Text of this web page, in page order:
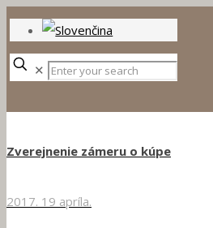
✕
Zverejnenie zámeru o kúpe
2017. 19 apríla.